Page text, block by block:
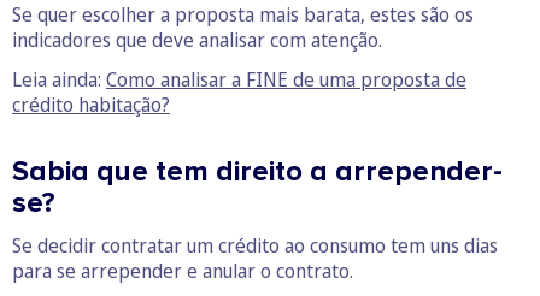
Se quer escolher a proposta mais barata, estes são os
indicadores que deve analisar com atenção.
Leia ainda: Como analisar a FINE de uma proposta de
crédito habitação?
Sabia que tem direito a arrepender-
se?
Se decidir contratar um crédito ao consumo tem uns dias
para se arrepender e anular o contrato.